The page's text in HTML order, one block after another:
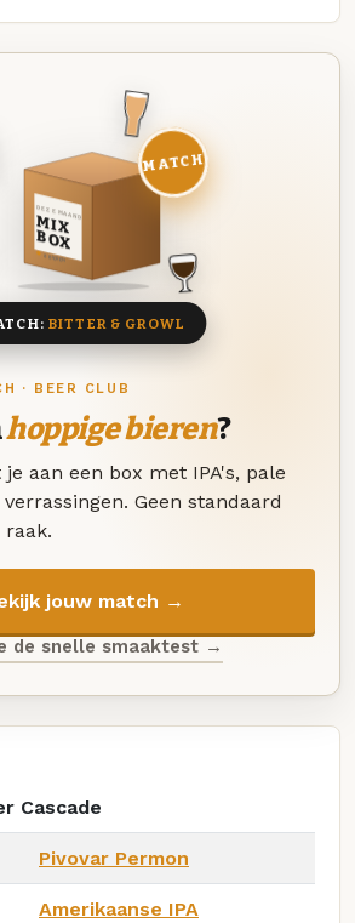
· BEER CLUB
hoppige bieren?
aan een box met IPA's, pale
Geen standaard
raak.
jouw match →
de snelle smaaktest →
DEZE MAAND
MIX
BOX
8 BIEREN
MATCH
BITTER & GROWL
Cascade
Pivovar Permon
Amerikaanse IPA